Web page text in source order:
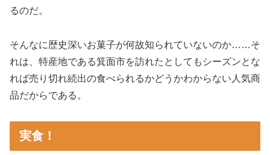
るのだ。
そんなに歴史深いお菓子が何故知られていないのか……そ
れは、特産地である箕面市を訪れたとしてもシーズンとな
れば売り切れ続出の食べられるかどうかわからない人気商
品だからである。
実食！